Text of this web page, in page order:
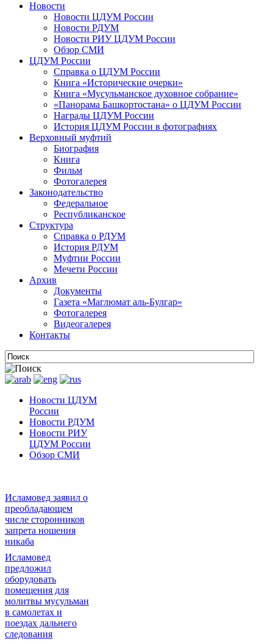
Новости
Новости ЦДУМ России
Новости РДУМ
Новости РИУ ЦДУМ России
Обзор СМИ
ЦДУМ России
Справка о ЦДУМ России
Книга «Исторические очерки»
Книга «Мусульманское духовное собрание»
«Панорама Башкортостана» о ЦДУМ России
Награды ЦДУМ России
История ЦДУМ России в фотографиях
Верховный муфтий
Биография
Книга
Фильм
Фотогалерея
Законодательство
Федеральное
Республиканское
Структура
Справка о РДУМ
История РДУМ
Муфтии России
Мечети России
Архив
Документы
Газета «Маглюмат аль-Булгар»
Фотогалерея
Видеогалерея
Контакты
Новости ЦДУМ
России
Новости РДУМ
Новости РИУ
ЦДУМ России
Обзор СМИ
Исламовед заявил о
преобладающем
числе сторонников
запрета ношения
никаба
Исламовед
предложил
оборудовать
помещения для
молитвы мусульман
в самолетах и
поездах дальнего
следования